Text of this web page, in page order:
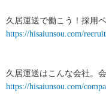
久居運送で働こう！採用
https://hisaiunsou.com/
久居運送はこんな会社。
https://hisaiunsou.com/